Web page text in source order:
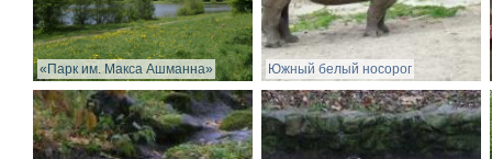
«Парк им. Макса Ашманна» Южный белый носорог